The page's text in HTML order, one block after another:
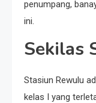
penumpang,
ini.
Sekilas
Stasiun Rewulu
kelas I yang